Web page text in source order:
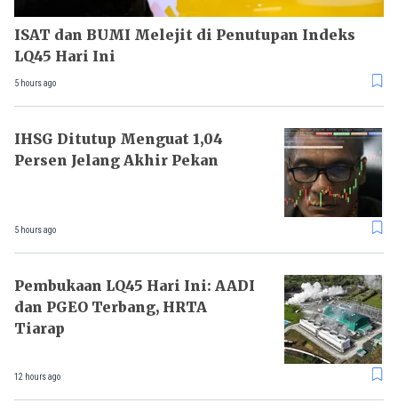
ISAT dan BUMI Melejit di Penutupan Indeks
LQ45 Hari Ini
5 hours ago
IHSG Ditutup Menguat 1,04
Persen Jelang Akhir Pekan
5 hours ago
Pembukaan LQ45 Hari Ini: AADI
dan PGEO Terbang, HRTA
Tiarap
12 hours ago